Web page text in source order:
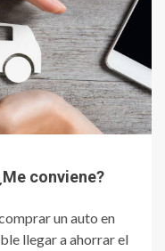
conviene?
un auto en
llegar a ahorrar el